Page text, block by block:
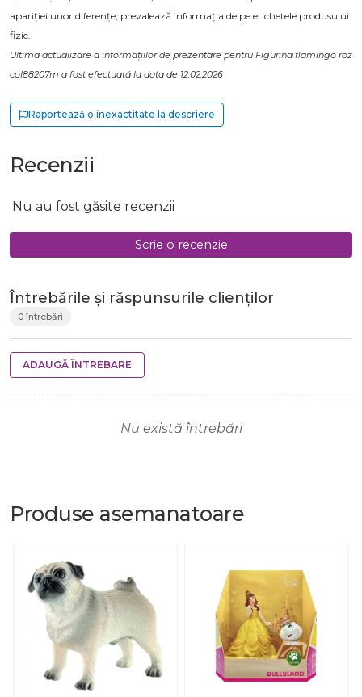
apariției unor diferențe, prevalează informația de pe etichetele produsului
fizic.
Ultima actualizare a informațiilor de prezentare pentru Figurina flamingo roz
col88207m a fost efectuată la data de 12.02.2026
Raportează o inexactitate la descriere
Recenzii
Nu au fost găsite recenzii
Scrie o recenzie
Întrebările și răspunsurile clienților
0 întrebări
ADAUGĂ ÎNTREBARE
Nu există întrebări
Produse asemanatoare